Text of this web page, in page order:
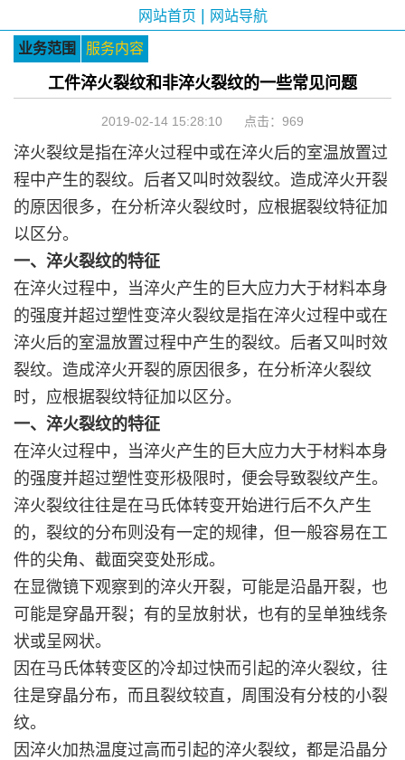
网站首页 网站导航
业务范围 服务内容
工件淬火裂纹和非淬火裂纹的一些常见问题
2019-02-14 15:28:10 点击： 969
淬火裂纹是指在淬火过程中或在淬火后的室温放置过
程中产生的裂纹。后者又叫时效裂纹。造成淬火开裂
的原因很多，在分析淬火裂纹时，应根据裂纹特征加
以区分。
一、淬火裂纹的特征
在淬火过程中，当淬火产生的巨大应力大于材料本身
的强度并超过塑性变淬火裂纹是指在淬火过程中或在
淬火后的室温放置过程中产生的裂纹。后者又叫时效
裂纹。造成淬火开裂的原因很多，在分析淬火裂纹
时，应根据裂纹特征加以区分。
一、淬火裂纹的特征
在淬火过程中，当淬火产生的巨大应力大于材料本身
的强度并超过塑性变形极限时，便会导致裂纹产生。
淬火裂纹往往是在马氏体转变开始进行后不久产生
的，裂纹的分布则没有一定的规律，但一般容易在工
件的尖角、截面突变处形成。
在显微镜下观察到的淬火开裂，可能是沿晶开裂，也
可能是穿晶开裂；有的呈放射状，也有的呈单独线条
状或呈网状。
因在马氏体转变区的冷却过快而引起的淬火裂纹，往
往是穿晶分布，而且裂纹较直，周围没有分枝的小裂
纹。
因淬火加热温度过高而引起的淬火裂纹，都是沿晶分